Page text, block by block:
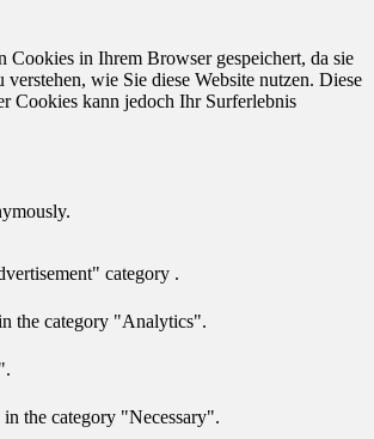
Cookies in Ihrem Browser gespeichert, da sie
wie Sie diese Website nutzen. Diese
Cookies kann jedoch Ihr Surferlebnis
category .
the category "Analytics".
the category "Necessary".